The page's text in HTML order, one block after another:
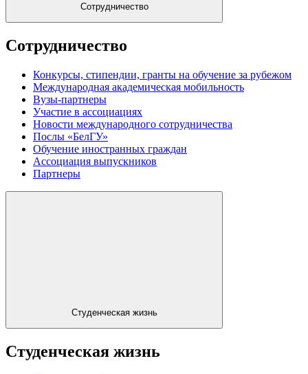
Сотрудничество
Сотрудничество
Конкурсы, стипендии, гранты на обучение за рубежом
Международная академическая мобильность
Вузы-партнеры
Участие в ассоциациях
Новости международного сотрудничества
Послы «БелГУ»
Обучение иностранных граждан
Ассоциация выпускников
Партнеры
Студенческая жизнь
Студенческая жизнь